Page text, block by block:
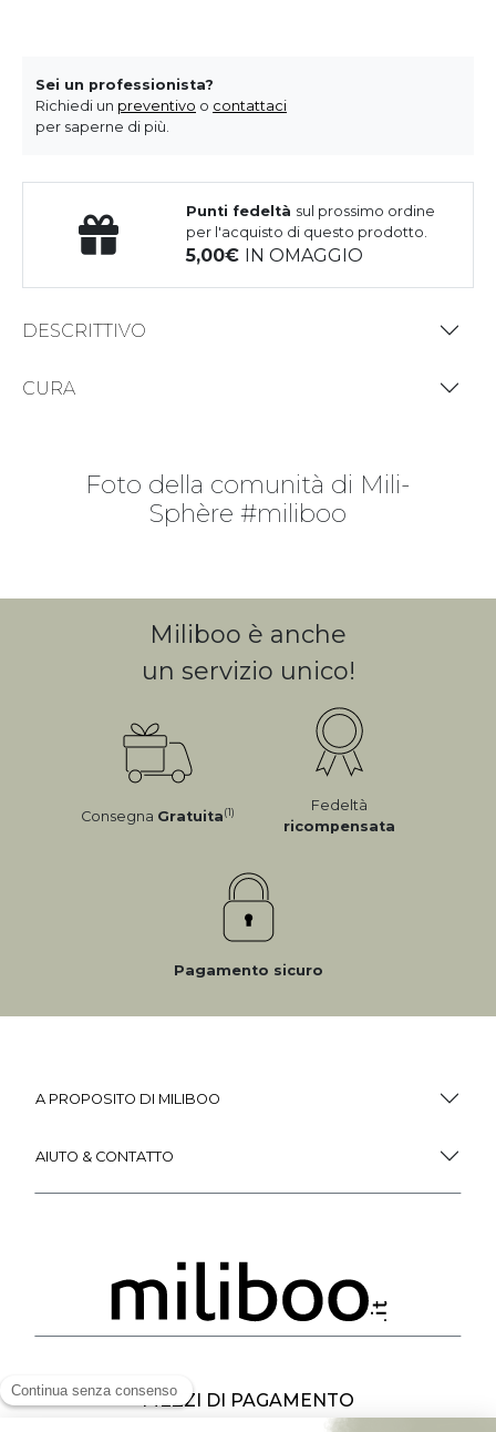
Sei un professionista?
Richiedi un preventivo o contattaci
per saperne di più.
Punti fedeltà sul prossimo ordine
per l'acquisto di questo prodotto.
5,00 IN OMAGGIO
DESCRITTIVO
CURA
Foto della comunità di Mili-
Sphère #miliboo
Miliboo è anche
un servizio unico!
Consegna Gratuita(1)
Fedeltà
ricompensata
Pagamento sicuro
A PROPOSITO DI MILIBOO
AIUTO & CONTATTO
MEZZI DI PAGAMENTO